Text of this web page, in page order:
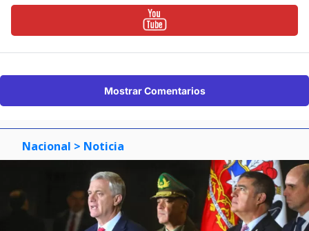
Mostrar Comentarios
Nacional > Noticia